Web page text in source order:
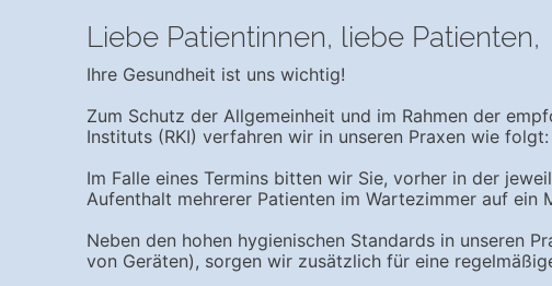
Liebe Patientinnen, liebe Patienten,
Ihre Gesundheit ist uns wichtig!
Zum Schutz der Allgemeinheit und im Rahmen der
Instituts (RKI) verfahren wir in unseren Praxen wie folgt:
Im Falle eines Termins bitten wir Sie, vorher in der
Aufenthalt mehrerer Patienten im Wartezimmer auf ein
Neben den hohen hygienischen Standards in unseren
von Geräten), sorgen wir zusätzlich für eine